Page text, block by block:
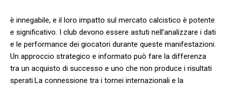
è innegabile, e il loro impatto sul mercato calcistico è⁢ potente ​
e significativo. I club devono essere astuti nell’analizzare i‌ dati
e ⁤le performance dei ⁣giocatori durante queste manifestazioni.
Un approccio‍ strategico e informato ⁤può fare la differenza
tra⁣ un acquisto di successo e uno che non produce i​ risultati
sperati.La connessione ​tra i ‌tornei internazionali e la